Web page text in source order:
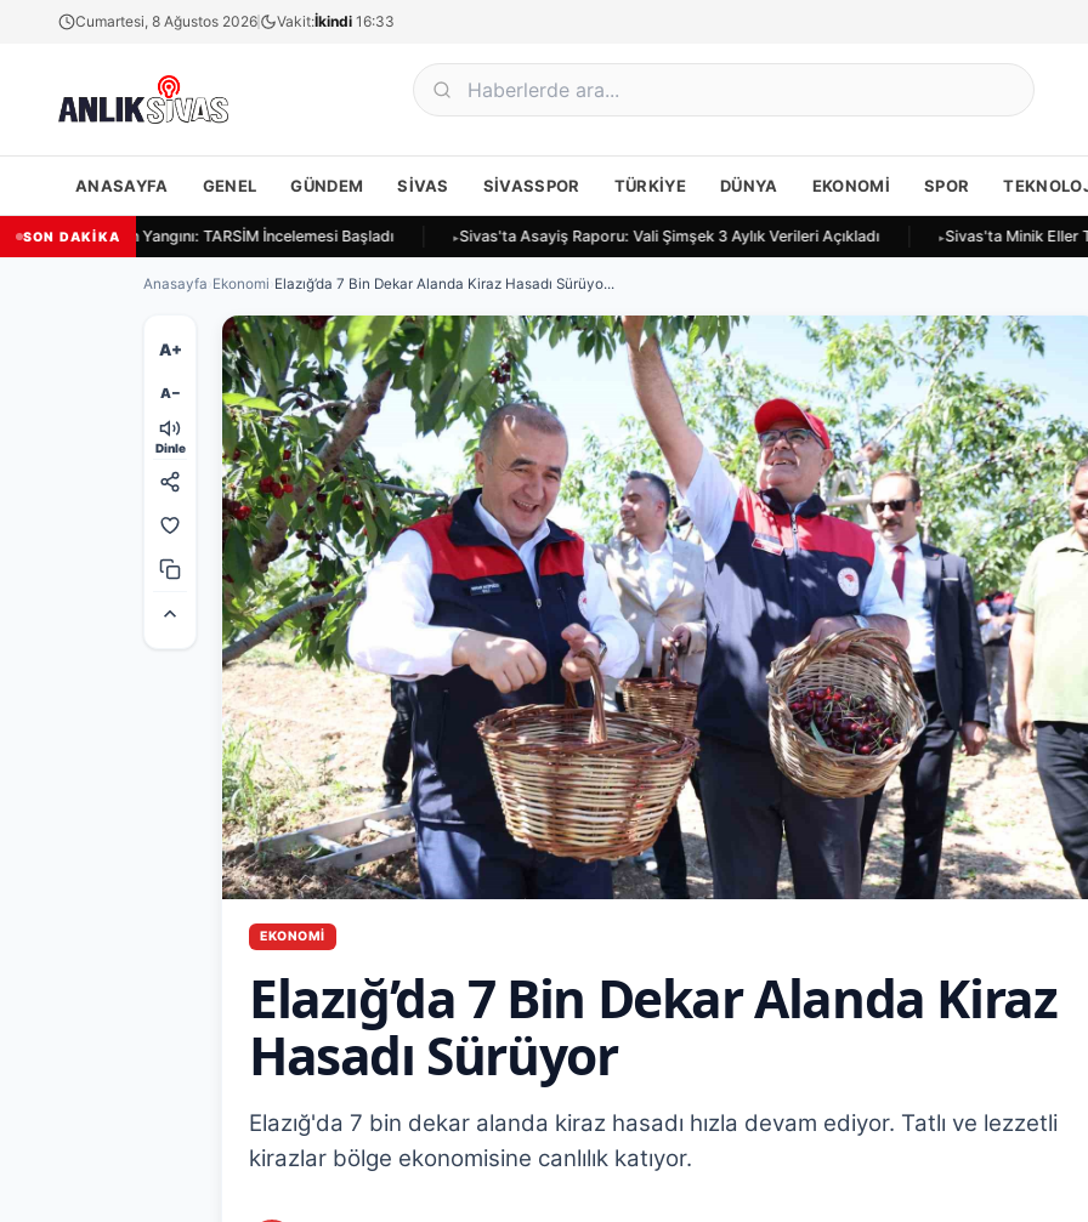
Cumartesi, 8 Ağustos 2026 Vakit:İkindi 16:33
ANASAYFA GENEL GÜNDEM SIVAS SIVASSPOR TÜRKIYE DÜNYA EKONOMI SPOR
SON DAKİKA
Ulukapı'da Ekin Yangını: TARSİM İncelemesi Başladı Sivas'ta Asayiş Raporu: Vali Şimşek 3 Aylık Verileri Açıkladı Sivas'ta Minik Eller
Anasayfa Ekonomi Elazığ’da 7 Bin Dekar Alanda Kiraz Hasadı Sürüyo...
A+
A−
Dinle
EKONOMI
Elazığ’da 7 Bin Dekar Alanda Kiraz
Hasadı Sürüyor
Elazığ'da 7 bin dekar alanda kiraz hasadı hızla devam ediyor. Tatlı ve lezzetli
kirazlar bölge ekonomisine canlılık katıyor.